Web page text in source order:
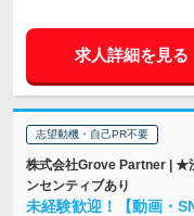
求人詳細を見る
志望動機・自己PR不要
株式会社Grove Partner |
ンセンティブあり
未経験歓迎！【動画・